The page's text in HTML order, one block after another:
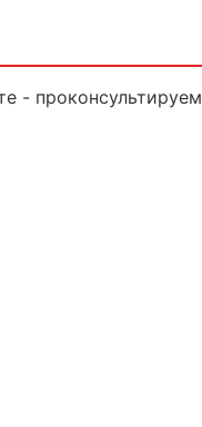
- проконсультируем